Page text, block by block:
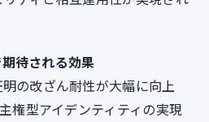
待される効果
の改ざん耐性が大幅に向上
権型アイデンティティの実現